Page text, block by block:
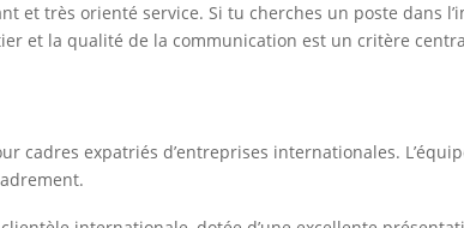
et très orienté service. Si tu cherches un poste dans
et la qualité de la communication est un critère
cadres expatriés d’entreprises internationales.